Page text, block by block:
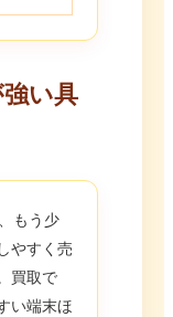
い具
もう少
やすく売
買取で
い端末ほ